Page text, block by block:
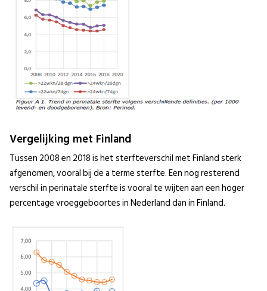
Vergelijking met Finland
Tussen 2008 en 2018 is het sterfteverschil met Finland sterk
afgenomen, vooral bij de a terme sterfte. Een nog resterend
verschil in perinatale sterfte is vooral te wijten aan een hoger
percentage vroeggeboortes in Nederland dan in Finland.